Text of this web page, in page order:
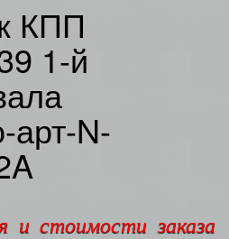
КПП
1-й
арт-N-
и стоимости заказа